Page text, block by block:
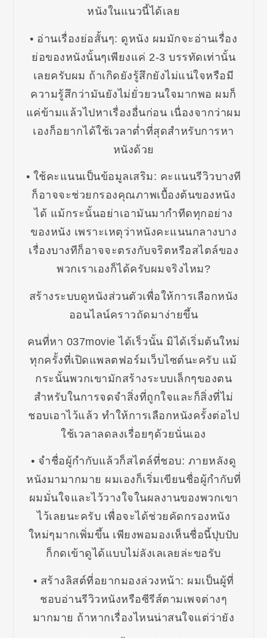
หนังในแนวนี้ได้เลย
• อ่านเรื่องย่อสั้นๆ: ดูหนัง ผมมักจะอ่านเรื่อง
ย่อของหนังนั้นๆเพียงแค่ 2-3 บรรทัดเท่านั้น
เลยครับผม ถ้าเกิดยังรู้สึกยังไม่แน่ใจหรือมี
ความรู้สึกว่ามันยังไม่ยั่วยวนใจมากพอ ผมก็
แค่ข้ามแล้วไปหาเรื่องอื่นก่อน เนื่องจากว่าผม
เองก็อยากได้ใช้เวลาต่ำที่สุดสำหรับการหา
หนังด้วย
• ใช้คะแนนเป็นข้อมูลเสริม: คะแนนรีวิวบางที
ก็อาจจะช่วยกรองคุณภาพเบื้องต้นของหนัง
ได้ แม้กระนั้นอย่าเอามันมากำทีดทุกอย่าง
ของหนัง เพราะเหตุว่าหนังคะแนนกลางบาง
เรื่องบางทีก็อาจจะตรงกับจริตหรือสไตล์ของ
พวกเราเองก็ได้ครับผมจริงไหม?
สร้างระบบดูหนังส่วนตัวเพื่อให้การเลือกหนัง
ออนไลน์คราวถัดมาง่ายขึ้น
คนที่หา 037movie ได้เร็วนั้น มิได้เริ่มต้นใหม่
ทุกครั้งที่เปิดแพลตฟอร์มเว็บไซต์นะครับ แม้
กระนั้นพวกเขามักสร้างระบบเล็กๆของตน
สำหรับในการจดจำสิ่งที่ถูกใจและก็สิ่งที่ไม่
ชอบเอาไว้แล้ว ทำให้การเลือกหนังครั้งต่อไป
ใช้เวลาลดลงเรื่อยๆด้วยนั่นเอง
• จำชื่อผู้กำกับแล้วก็สไตล์ที่ชอบ: ภายหลังดู
หนังมามากมาย ผมเองก็เริ่มเขียนชื่อผู้กำกับที่
ผมมั่นใจและไว้วางใจในผลงานของพวกเขา
ไว้เลยนะครับ เพื่อจะได้ช่วยคัดกรองหนัง
ใหม่ๆมากเพิ่มขึ้น เพียงพอมองเห็นชื่อนี้ปุบปับ
ก็กดเข้าดูได้แบบไม่ลังเลเลยล่ะขอรับ
• สร้างลิสต์ที่อยากมองล่วงหน้า: ผมเป็นผู้ที่
ชอบอ่านรีวิวหนังหรือซีรีส์ตามเพจต่างๆ
มากมาย ถ้าหากเรื่องไหนน่าสนใจแต่ว่ายัง